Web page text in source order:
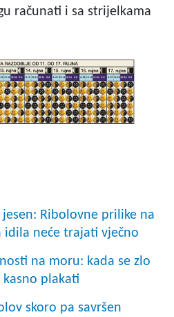
računati i sa strijelkama
Ribolovne prilike na
idila neće trajati vječno
na moru: kada se zlo
plakati
skoro pa savršen